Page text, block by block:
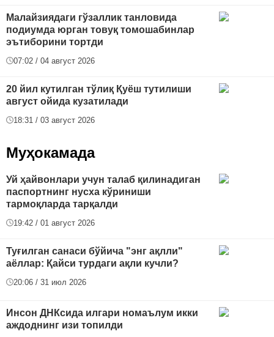
Малайзиядаги гўзаллик танловида
подиумда юрган товуқ томошабинлар
эътиборини тортди
07:02 / 04 август 2026
20 йил кутилган тўлиқ Қуёш тутилиши
август ойида кузатилади
18:31 / 03 август 2026
Муҳокамада
Уй ҳайвонлари учун талаб қилинадиган
паспортнинг нусха кўриниши
тармоқларда тарқалди
19:42 / 01 август 2026
Туғилган санаси бўйича "энг ақлли"
аёллар: Қайси турдаги ақли кучли?
20:06 / 31 июл 2026
Инсон ДНКсида илгари номаълум икки
аждоднинг изи топилди